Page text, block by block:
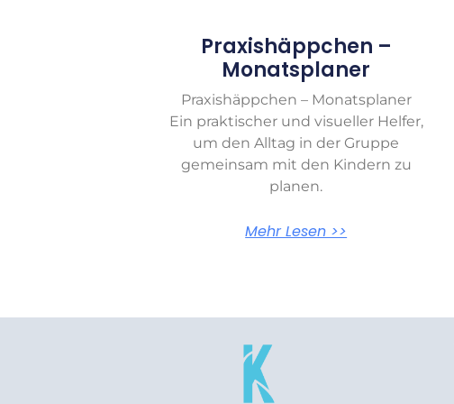
Praxishäppchen –
Monatsplaner
Praxishäppchen – Monatsplaner
Ein praktischer und visueller Helfer,
um den Alltag in der Gruppe
gemeinsam mit den Kindern zu
planen.
Mehr Lesen >>